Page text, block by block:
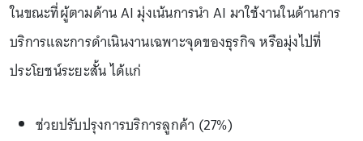
ในขณะที่ผู้ตามด้าน AI มุ่งเน้นการนำ AI มาใช้งานในด้านการ
บริการและการดำเนินงานเฉพาะจุดของธุรกิจ หรือมุ่งไปที่
ประโยชน์ระยะสั้น ได้แก่
ช่วยปรับปรุงการบริการลูกค้า (27%)